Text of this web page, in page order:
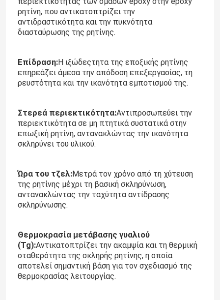
Προϊόντα
Εμφάνιση VR
Σχετικά με εμάς
ρητίνη, που αντικατοπτρίζει την
αντιδραστικότητα και την πυκνότητα
διασταύρωσης της ρητίνης.
Επίδραση:Η ιξώδεςτητα της εποξικής ρητίνης
επηρεάζει άμεσα την απόδοση επεξεργασίας, τη
ρευστότητα και την ικανότητα εμποτισμού της.
Στερεά περιεκτικότητα:Αντιπροσωπεύει την
περιεκτικότητα σε μη πτητικά συστατικά στην
επωξική ρητίνη, αντανακλώντας την ικανότητα
σκληρύνει του υλικού.
Ώρα του τζελ:Μετρά τον χρόνο από τη χύτευση
της ρητίνης μέχρι τη βασική σκληρύνωση,
αντανακλώντας την ταχύτητα αντίδρασης
σκληρύνωσης.
Θερμοκρασία μετάβασης γυαλιού
(Tg):Αντικατοπτρίζει την ακαμψία και τη θερμική
σταθερότητα της σκληρής ρητίνης, η οποία
αποτελεί σημαντική βάση για τον σχεδιασμό της
θερμοκρασίας λειτουργίας.